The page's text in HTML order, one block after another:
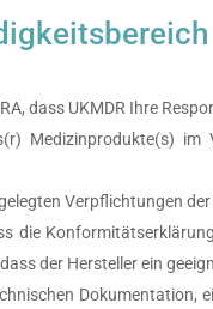
dass UKMDR Ihre
Medizinprodukte(s)
Verpflichtungen der
die
der Hersteller ein
Dokumentation,